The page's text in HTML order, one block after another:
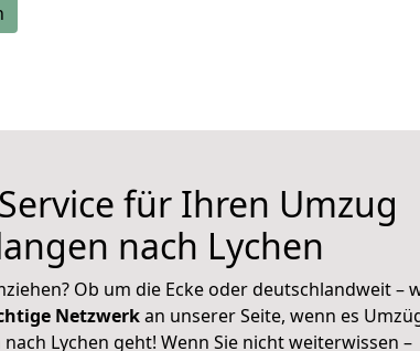
für Ihren Umzug
nach Lychen
Ob um die Ecke oder deutschlandweit –
Netzwerkan unserer Seite, wenn es
Lychen geht! Wenn Sie nicht weiterwissen –